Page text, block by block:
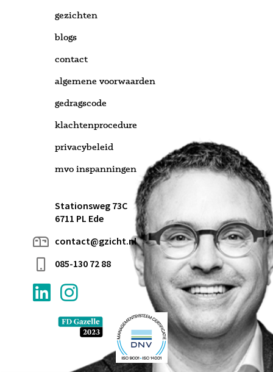
gezichten
blogs
contact
algemene voorwaarden
gedragscode
klachtenprocedure
privacybeleid
mvo inspanningen
Stationsweg 73C
6711 PL Ede
contact@gzicht.nl
085-130 72 88